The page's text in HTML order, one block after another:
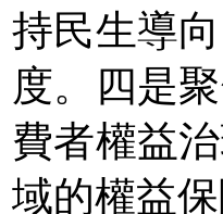
持民生導
度。四是
費者權益
域的權益保